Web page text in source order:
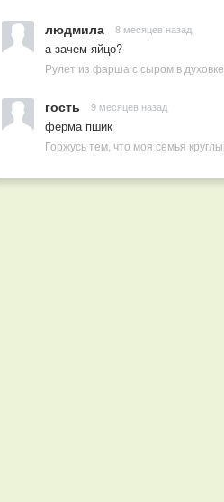
людмила 8 месяцев назад
а зачем яйцо?
Рулет из фарша с сыром в духовке
гость 9 месяцев назад
ферма пшик